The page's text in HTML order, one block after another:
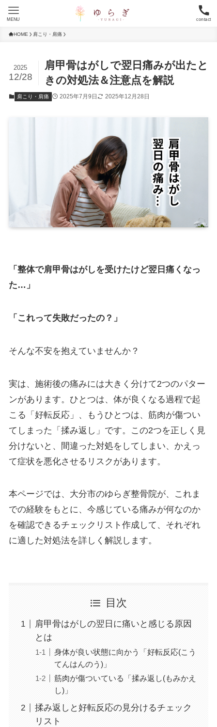
contact
MENU
HOME 肩こり・肩痛
肩甲骨はがしで翌日痛みが出たと
きの対処法＆注意点を解説
2025
12/28
肩こり・肩痛 2025年7月9日 2025年12月28日
「整体で肩甲骨はがしを受けたけど翌日痛くなっ
た…」
「これって失敗だったの？」
そんな不安を抱えていませんか？
実は、施術後の痛みには大きく分けて2つのパター
ンがあります。ひとつは、体が良くなる過程で起
こる「好転反応」、もうひとつは、筋肉が傷つい
てしまった「揉み返し」です。この2つを正しく見
分けないと、間違った対処をしてしまい、かえっ
て症状を悪化させるリスクがあります。
本ページでは、大分市のゆらぎ整骨院が、これま
での経験をもとに、今感じている痛みが何なのか
を確認できるチェックリスト作成して、それぞれ
に適した対処法を詳しく解説します。
目次
肩甲骨はがしの翌日に痛いと感じる原因
とは
身体が良い状態に向かう「好転反応(こう
てんはんのう)」
筋肉が傷ついている「揉み返し(もみかえ
し)」
揉み返しと好転反応の見分けるチェック
リスト